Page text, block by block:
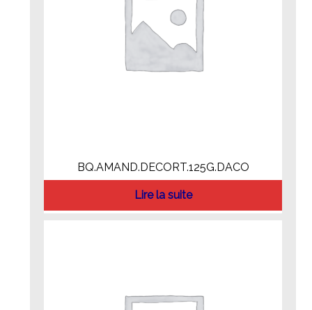
BQ.AMAND.DECORT.125G.DACO
Lire la suite